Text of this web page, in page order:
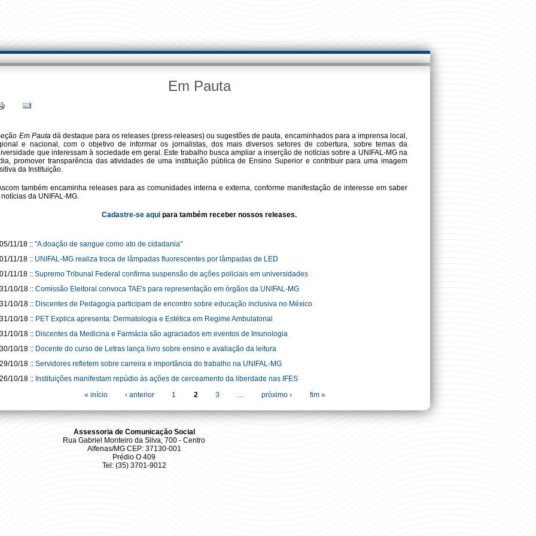
Em Pauta
Em Pautadá destaque para os releases (press-releases) ou sugestões de pauta, encaminhados para a imprensa local,
e nacional, com o objetivo de informar os jornalistas, dos mais diversos setores de cobertura, sobre temas da
que interessam à sociedade em geral. Este trabalho busca ampliar a inserção de notícias sobre a UNIFAL-MG na
promover transparência das atividades de uma instituição pública de Ensino Superior e contribuir para uma imagem
da Instituição.
também encaminha releases para as comunidades interna e externa, conforme manifestação de interesse em saber
da UNIFAL-MG.
Cadastre-se aqui para também receber nossos releases.
11/18 :: "A doação de sangue como ato de cidadania"
11/18 :: UNIFAL-MG realiza troca de lâmpadas fluorescentes por lâmpadas de LED
11/18 :: Supremo Tribunal Federal confirma suspensão de ações policiais em universidades
10/18 :: Comissão Eleitoral convoca TAE's para representação em órgãos da UNIFAL-MG
10/18 :: Discentes de Pedagogia participam de encontro sobre educação inclusiva no México
10/18 :: PET Explica apresenta: Dermatologia e Estética em Regime Ambulatorial
10/18 :: Discentes da Medicina e Farmácia são agraciados em eventos de Imunologia
10/18 :: Docente do curso de Letras lança livro sobre ensino e avaliação da leitura
10/18 :: Servidores refletem sobre carreira e importância do trabalho na UNIFAL-MG
10/18 :: Instituições manifestam repúdio às ações de cerceamento da liberdade nas IFES
« início ‹ anterior 1 2 3 … próximo › fim »
Assessoria de Comunicação Social
Rua Gabriel Monteiro da Silva, 700 - Centro
Alfenas/MG CEP: 37130-001
Prédio O 409
Tel: (35) 3701-9012